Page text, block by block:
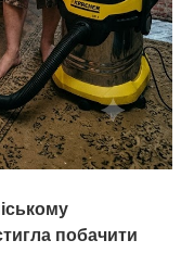
побачити